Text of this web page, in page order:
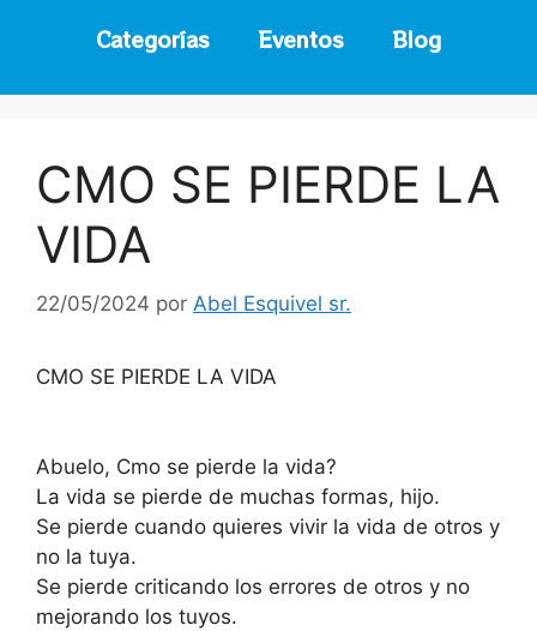
Categorías
Eventos Blog
CMO SE PIERDE LA
VIDA
22/05/2024 por Abel Esquivel sr.
CMO SE PIERDE LA VIDA
Abuelo, Cmo se pierde la vida?
La vida se pierde de muchas formas, hijo.
Se pierde cuando quieres vivir la vida de otros y
no la tuya.
Se pierde criticando los errores de otros y no
mejorando los tuyos.